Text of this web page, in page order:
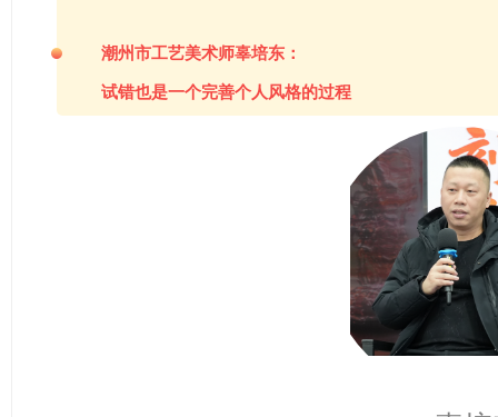
潮州市工艺美术师辜培东：
试错也是一个完善个人风格的过程